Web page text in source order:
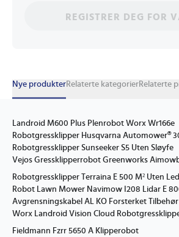
REGISTRER DEG FOR
Nye produkterRelaterte kategorierRelaterte
Landroid M600 Plus Plenrobot Worx Wr166e
Robotgressklipper Husqvarna Automower®
Robotgressklipper Sunseeker S5 Uten Sløyfe
Vejos Gressklipperrobot Greenworks
Robotgressklipper Terraina E 500 M² Uten
Robot Lawn Mower Navimow I208 Lidar E
Fieldmann Fzrr 5650 A Klipperobot